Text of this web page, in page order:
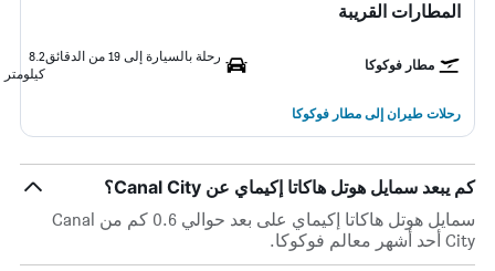
المطارات القريبة
مطار فوكوكا
رحلة بالسيارة إلى 19 من الدقائق
8.2
كيلومتر
رحلات طيران إلى مطار فوكوكا
كم يبعد سمايل هوتل هاكاتا إكيماي عن Canal City؟
سمايل هوتل هاكاتا إكيماي على بعد حوالي 0.6 كم من Canal
City أحد أشهر معالم فوكوكا.